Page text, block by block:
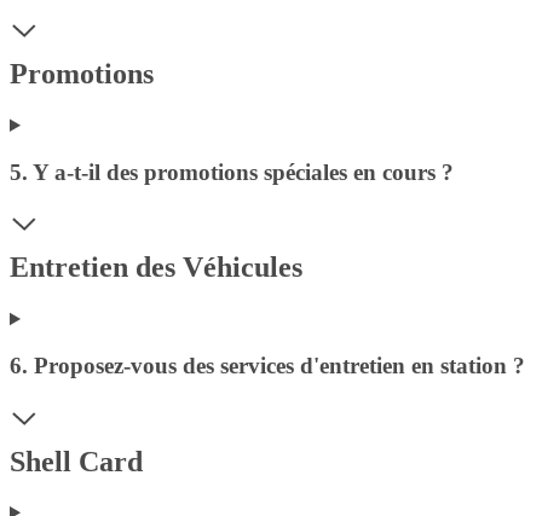
Promotions
5. Y a-t-il des promotions spéciales en cours ?
Entretien des Véhicules
6. Proposez-vous des services d'entretien en station ?
Shell Card